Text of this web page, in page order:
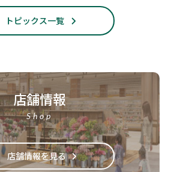
トピックス一覧
店舗情報
Shop
店舗情報を見る